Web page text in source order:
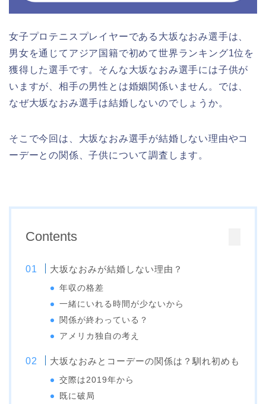
女子プロテニスプレイヤーである大坂なおみ選手は、
男女を通じてアジア国籍で初めて世界ランキング1位を
獲得した選手です。そんな大坂なおみ選手には子供が
いますが、相手の男性とは婚姻関係いません。では、
なぜ大坂なおみ選手は結婚しないのでしょうか。
そこで今回は、大坂なおみ選手が結婚しない理由やコ
ーデーとの関係、子供について調査します。
Contents
大坂なおみが結婚しない理由？
年収の格差
一緒にいれる時間が少ないから
関係が終わっている？
アメリカ独自の考え
大坂なおみとコーデーの関係は？馴れ初めも
交際は2019年から
既に破局